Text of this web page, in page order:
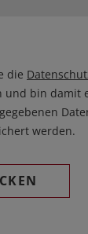
die
und bin damit
werden.